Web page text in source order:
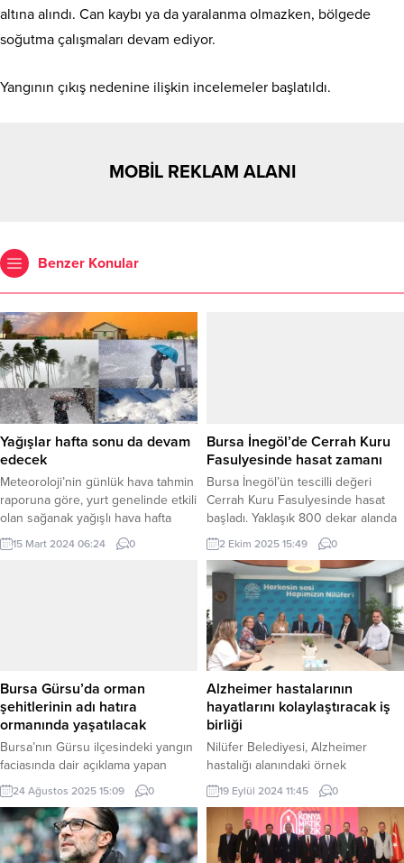
altına alındı. Can kaybı ya da yaralanma olmazken, bölgede
soğutma çalışmaları devam ediyor.
Yangının çıkış nedenine ilişkin incelemeler başlatıldı.
MOBİL REKLAM ALANI
Benzer Konular
Yağışlar hafta sonu da devam
edecek
Meteoroloji’nin günlük hava tahmin
raporuna göre, yurt genelinde etkili
olan sağanak yağışlı hava hafta
sonun da devam edecek. Doğu
Karadeniz’in iç kesimleri, Doğu
göre; Türkiye genelinin parçalı...
15 Mart 2024 06:24 0
Bursa İnegöl’de Cerrah Kuru
Fasulyesinde hasat zamanı
Bursa İnegöl’ün tescilli değeri
Cerrah Kuru Fasulyesinde hasat
başladı. Yaklaşık 800 dekar alanda
ekilişi yapılan Cerrah Kuru
Fasulyesi için İnegöl Belediyesi
hasat makinesi ücretsiz olarak
üreticilere hizmet veriyor. BURSA
(İGFA) – Bursa İnegöl’ün tarım
değerlerinden biri olan ve şehrin
coğrafi işaretli ürünleri arasında yer
alan Cerrah Kuru Fasulyesinde
yeni sezon...
2 Ekim 2025 15:49 0
Bursa Gürsu’da orman
şehitlerinin adı hatıra
ormanında yaşatılacak
Bursa’nın Gürsu ilçesindeki yangın
faciasında dair açıklama yapan
Gürsu Belediye Başkanı Mustafa
Işık, ağaçlandırma kampanyası ile
ilgili bilgiler verdi. BURSA (İGFA) –
Milli ağaçlandırma gününde
seferberlik düzenleyerek
24 Ağustos 2025 15:09 0
Alzheimer hastalarının
hayatlarını kolaylaştıracak iş
birliği
Nilüfer Belediyesi, Alzheimer
hastalığı alanındaki örnek
projelerine bir yenisini ekledi.
Türkiye Alzheimer Derneği Bursa
Şubesi ile imzalanan protokol ile
Alzheimer hastalığı konusunda
farkındalık artırılarak, hasta ve hasta
19 Eylül 2024 11:45 0